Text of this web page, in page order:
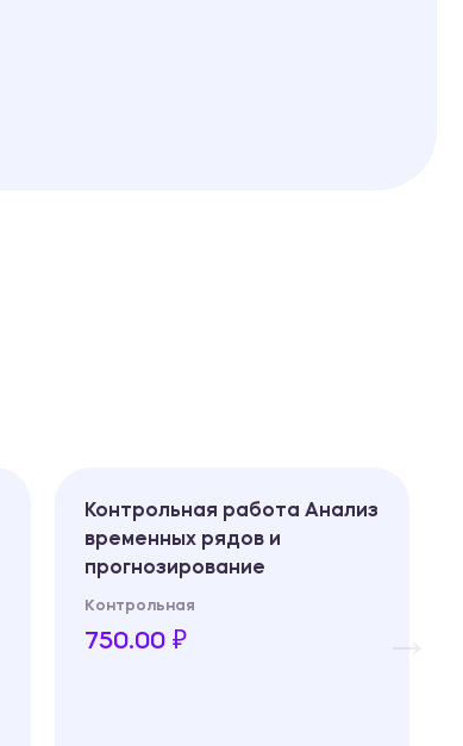
Контрольная работа Анализ
временных рядов и
прогнозирование
Контрольная
750.00 ₽